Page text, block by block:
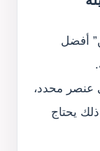
أفضل
عنصر محدد،
يحتاج